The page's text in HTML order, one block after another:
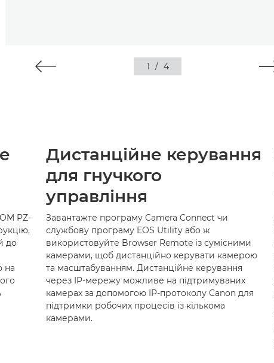
1 / 4
PZ-
до
на
Дистанційне керування
для гнучкого
управління
Завантажте програму Camera Connect чи
службову програму EOS Utility або ж
використовуйте Browser Remote із сумісними
камерами, щоб дистанційно керувати камерою
та масштабуванням. Дистанційне керування
через IP-мережу можливе на підтримуваних
камерах за допомогою IP-протоколу Canon для
підтримки робочих процесів із кількома
камерами.